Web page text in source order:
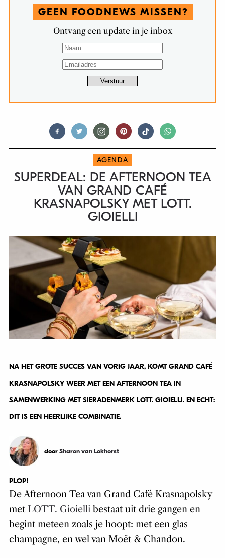
GEEN FOODNEWS MISSEN?
Ontvang een update in je inbox
AGENDA
SUPERDEAL: DE AFTERNOON TEA
VAN GRAND CAFÉ
KRASNAPOLSKY MET LOTT.
GIOIELLI
NA HET GROTE SUCCES VAN VORIG JAAR, KOMT GRAND CAFÉ
KRASNAPOLSKY WEER MET EEN AFTERNOON TEA IN
SAMENWERKING MET SIERADENMERK LOTT. GIOIELLI. EN ECHT:
DIT IS EEN HEERLIJKE COMBINATIE.
door Sharon van Lokhorst
PLOP!
De Afternoon Tea van Grand Café Krasnapolsky
met LOTT. Gioiellibestaat uit drie gangen en
begint meteen zoals je hoopt: met een glas
champagne, en wel van Moët & Chandon.